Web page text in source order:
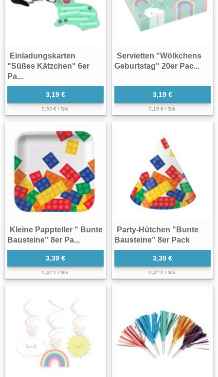
Einladungskarten
"Süßes Kätzchen" 6er
Pa...
3,19 €
0,53 € / Stk.
Servietten "Wölkchens
Geburtstag" 20er Pac...
3,19 €
0,16 € / Stk.
Kleine Pappteller " Bunte
Bausteine" 8er Pa...
3,39 €
0,42 € / Stk.
Party-Hütchen "Bunte
Bausteine" 8er Pack
3,39 €
0,42 € / Stk.